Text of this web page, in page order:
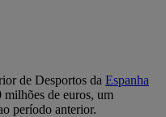
de Desportos da Espanha
de euros, um
período anterior.